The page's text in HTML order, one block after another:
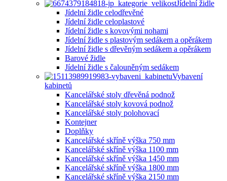
Jídelní židle
Jídelní židle celodřevěné
Jídelní židle celoplastové
Jídelní židle s kovovými nohami
Jídelní židle s plastovým sedákem a opěrákem
Jídelní židle s dřevěným sedákem a opěrákem
Barové židle
Jídelní židle s čalouněným sedákem
Vybavení
kabinetů
Kancelářské stoly dřevěná podnož
Kancelářské stoly kovová podnož
Kancelářské stoly polohovací
Kontejner
Doplňky
Kancelářské skříně výška 750 mm
Kancelářské skříně výška 1100 mm
Kancelářské skříně výška 1450 mm
Kancelářské skříně výška 1800 mm
Kancelářské skříně výška 2150 mm